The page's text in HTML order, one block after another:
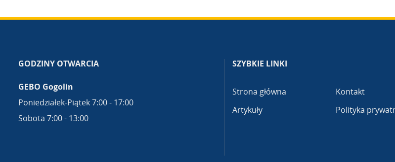
GODZINY OTWARCIA
GEBO Gogolin
Poniedziałek-Piątek 7:00 - 17:00
Sobota 7:00 - 13:00
SZYBKIE LINKI
Strona główna
Artykuły
Kontakt
Polityka